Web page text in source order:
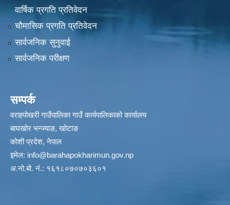
वार्षिक प्रगति प्रतिवेदन
चौमासिक प्रगति प्रतिवेदन
सार्वजनिक सुनुवाई
सार्वजनिक परीक्षण
सम्पर्क
वराहपोखरी गाउँपालिका गाउँ कार्यपालिकाको कार्यालय
बाघखोर भन्ज्याङ, खोटाङ
कोशी प्रदेश, नेपाल
इमेल: info@barahapokharimun.gov.np
अ.नो.बो. नं.: १६१८०७०७०३६०१